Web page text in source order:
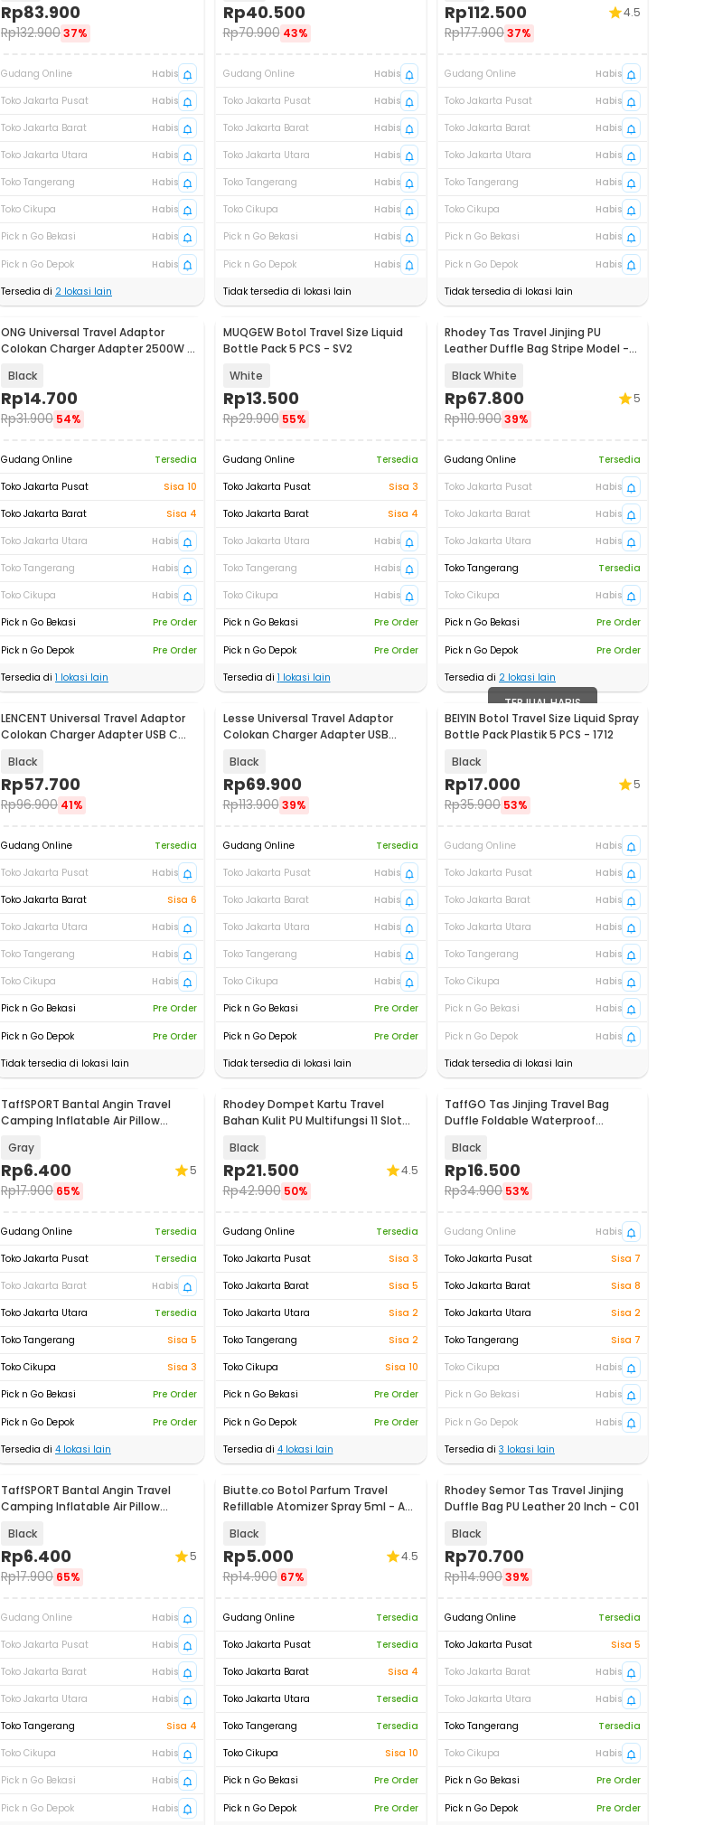
Rp83.900
Rp132.90037%
Gudang Online
Habis
Toko Jakarta Pusat
Habis
Toko Jakarta Barat
Habis
Toko Jakarta Utara
Habis
Toko Tangerang
Habis
Toko Cikupa
Habis
Pick n Go Bekasi
Habis
Pick n Go Depok
Habis
Tersedia di 2 lokasi lain
Rp40.500
Rp70.900 43%
Gudang Online
Habis
Toko Jakarta Pusat
Habis
Toko Jakarta Barat
Habis
Toko Jakarta Utara
Habis
Toko Tangerang
Habis
Toko Cikupa
Habis
Pick n Go Bekasi
Habis
Pick n Go Depok
Habis
Tidak tersedia di lokasi lain
Rp112.500
Rp177.90037%
4.5
Gudang Online
Habis
Toko Jakarta Pusat
Habis
Toko Jakarta Barat
Habis
Toko Jakarta Utara
Habis
Toko Tangerang
Habis
Toko Cikupa
Habis
Pick n Go Bekasi
Habis
Pick n Go Depok
Habis
Tidak tersedia di lokasi lain
ONG Universal Travel Adaptor
Colokan Charger Adapter 2500W -
Black
Rp14.700
Rp31.900 54%
Gudang Online
Tersedia
Toko Jakarta Pusat
Sisa 10
Toko Jakarta Barat
Sisa 4
Toko Jakarta Utara
Habis
Toko Tangerang
Habis
Toko Cikupa
Habis
Pick n Go Bekasi
Pre Order
Pick n Go Depok
Pre Order
Tersedia di 1 lokasi lain
MUQGEW Botol Travel Size Liquid
Bottle Pack 5 PCS - SV2
White
Rp13.500
Rp29.900 55%
Gudang Online
Tersedia
Toko Jakarta Pusat
Sisa 3
Toko Jakarta Barat
Sisa 4
Toko Jakarta Utara
Habis
Toko Tangerang
Habis
Toko Cikupa
Habis
Pick n Go Bekasi
Pre Order
Pick n Go Depok
Pre Order
Tersedia di 1 lokasi lain
Rhodey Tas Travel Jinjing PU
Leather Duffle Bag Stripe Model -
Black White
Rp67.800
Rp110.90039%
5
Gudang Online
Tersedia
Toko Jakarta Pusat
Habis
Toko Jakarta Barat
Habis
Toko Jakarta Utara
Habis
Toko Tangerang
Tersedia
Toko Cikupa
Habis
Pick n Go Bekasi
Pre Order
Pick n Go Depok
Pre Order
Tersedia di 2 lokasi lain
LENCENT Universal Travel Adaptor
Colokan Charger Adapter USB C
Black
Rp57.700
Rp96.900 41%
Gudang Online
Tersedia
Toko Jakarta Pusat
Habis
Toko Jakarta Barat
Sisa 6
Toko Jakarta Utara
Habis
Toko Tangerang
Habis
Toko Cikupa
Habis
Pick n Go Bekasi
Pre Order
Pick n Go Depok
Pre Order
Tidak tersedia di lokasi lain
Lesse Universal Travel Adaptor
Colokan Charger Adapter USB
Black
Rp69.900
Rp113.900 39%
Gudang Online
Tersedia
Toko Jakarta Pusat
Habis
Toko Jakarta Barat
Habis
Toko Jakarta Utara
Habis
Toko Tangerang
Habis
Toko Cikupa
Habis
Pick n Go Bekasi
Pre Order
Pick n Go Depok
Pre Order
Tidak tersedia di lokasi lain
TERJUAL HABIS
BEIYIN Botol Travel Size Liquid Spray
Bottle Pack Plastik 5 PCS - 1712
Black
Rp17.000
Rp35.900 53%
5
Gudang Online
Habis
Toko Jakarta Pusat
Habis
Toko Jakarta Barat
Habis
Toko Jakarta Utara
Habis
Toko Tangerang
Habis
Toko Cikupa
Habis
Pick n Go Bekasi
Habis
Pick n Go Depok
Habis
Tidak tersedia di lokasi lain
TaffSPORT Bantal Angin Travel
Camping Inflatable Air Pillow
Gray
Rp6.400
Rp17.900 65%
5
Gudang Online
Tersedia
Toko Jakarta Pusat
Tersedia
Toko Jakarta Barat
Habis
Toko Jakarta Utara
Tersedia
Toko Tangerang
Sisa 5
Toko Cikupa
Sisa 3
Pick n Go Bekasi
Pre Order
Pick n Go Depok
Pre Order
Tersedia di 4 lokasi lain
Rhodey Dompet Kartu Travel
Bahan Kulit PU Multifungsi 11 Slot
Black
Rp21.500
Rp42.900 50%
4.5
Gudang Online
Tersedia
Toko Jakarta Pusat
Sisa 3
Toko Jakarta Barat
Sisa 5
Toko Jakarta Utara
Sisa 2
Toko Tangerang
Sisa 2
Toko Cikupa
Sisa 10
Pick n Go Bekasi
Pre Order
Pick n Go Depok
Pre Order
Tersedia di 4lokasi lain
TaffGO Tas Jinjing Travel Bag
Duffle Foldable Waterproof
Black
Rp16.500
Rp34.900 53%
Gudang Online
Habis
Toko Jakarta Pusat
Sisa 7
Toko Jakarta Barat
Sisa 8
Toko Jakarta Utara
Sisa 2
Toko Tangerang
Sisa 7
Toko Cikupa
Habis
Pick n Go Bekasi
Habis
Pick n Go Depok
Habis
Tersedia di 3 lokasi lain
TaffSPORT Bantal Angin Travel
Camping Inflatable Air Pillow
Black
Rp6.400
Rp17.900 65%
5
Gudang Online
Habis
Toko Jakarta Pusat
Habis
Toko Jakarta Barat
Habis
Toko Jakarta Utara
Habis
Toko Tangerang
Sisa 4
Toko Cikupa
Habis
Pick n Go Bekasi
Habis
Pick n Go Depok Habis
Biutte.co Botol Parfum Travel
Refillable Atomizer Spray 5ml - AB-
Black
Rp5.000
Rp14.900 67%
4.5
Gudang Online
Tersedia
Toko Jakarta Pusat
Tersedia
Toko Jakarta Barat
Sisa 4
Toko Jakarta Utara
Tersedia
Toko Tangerang
Tersedia
Toko Cikupa
Sisa 10
Pick n Go Bekasi
Pre Order
Pick n Go Depok Pre Order
Rhodey Semor Tas Travel Jinjing
Duffle Bag PU Leather 20 Inch - C01
Black
Rp70.700
Rp114.90039%
Gudang Online
Tersedia
Toko Jakarta Pusat
Sisa 5
Toko Jakarta Barat
Habis
Toko Jakarta Utara
Habis
Toko Tangerang
Tersedia
Toko Cikupa
Habis
Pick n Go Bekasi
Pre Order
Pick n Go Depok Pre Order